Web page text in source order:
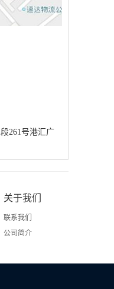
261号港汇广
关于我们
联系我们
公司简介